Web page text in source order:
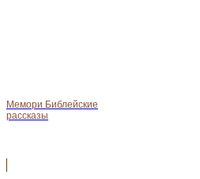
Мемори Библейские
рассказы